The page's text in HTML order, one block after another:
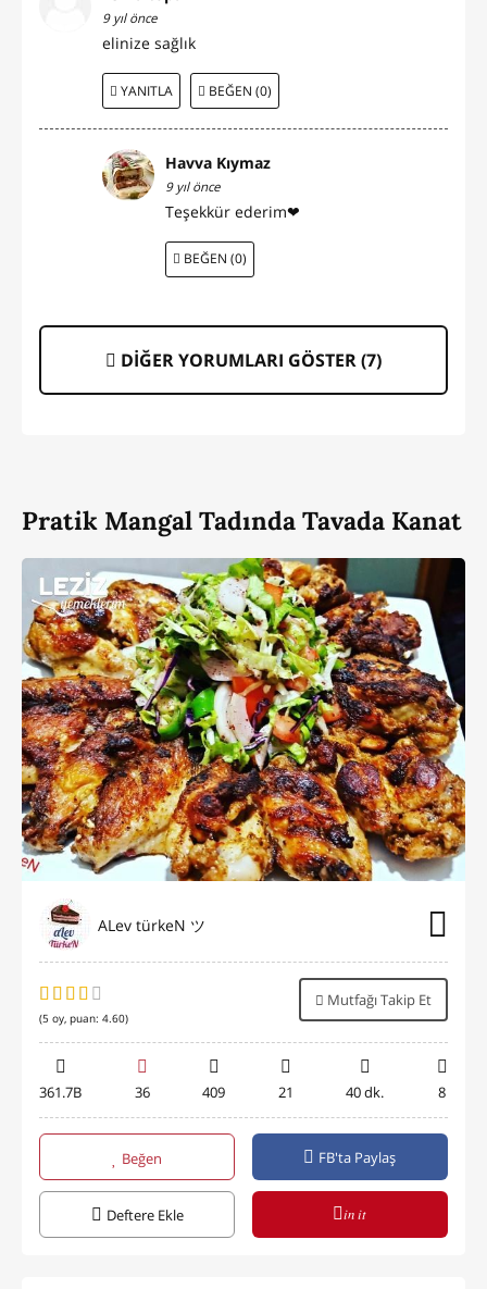
9 yıl önce
elinize sağlık
YANITLA BEĞEN (0)
Havva Kıymaz
9 yıl önce
Teşekkür ederim❤
BEĞEN (0)
DİĞER YORUMLARI GÖSTER (7)
Pratik Mangal Tadında Tavada Kanat
ALev türkeN ツ
(5 oy, puan: 4.60)
Mutfağı Takip Et
361.7B 36 409 21 40 dk. 8
Beğen FB'ta Paylaş
Deftere Ekle in it